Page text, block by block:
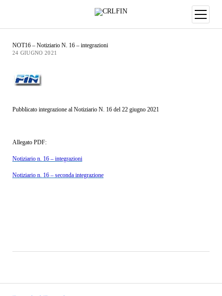
NOT16 – Notiziario N. 16 – integrazioni
24 GIUGNO 2021
Pubblicato integrazione al Notiziario N. 16 del 22 giugno 2021
Allegato PDF:
Notiziario n. 16 – integrazioni
Notiziario n. 16 – seconda integrazione